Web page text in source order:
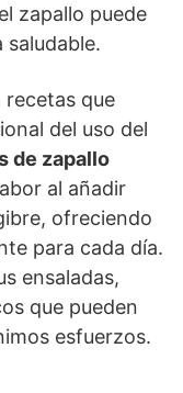
zapallo puede
que
del uso del
de zapallo
al añadir
ofreciendo
para cada día.
ensaladas,
que pueden
esfuerzos.